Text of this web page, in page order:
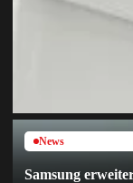
News
Samsung